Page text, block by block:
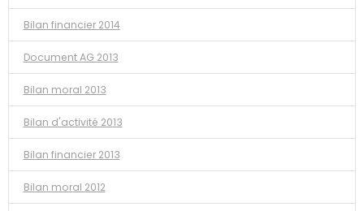
Bilan financier 2014
Document AG 2013
Bilan moral 2013
Bilan d'activité 2013
Bilan financier 2013
Bilan moral 2012